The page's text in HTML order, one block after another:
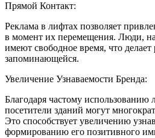
Прямой Контакт:
Реклама в лифтах позволяет
в момент их перемещения. Люди,
имеют свободное время, что делает
запоминающейся.
Увеличение Узнаваемости Бренда:
Благодаря частому использованию
посетители зданий могут
Это способствует увеличению
формированию его позитивного